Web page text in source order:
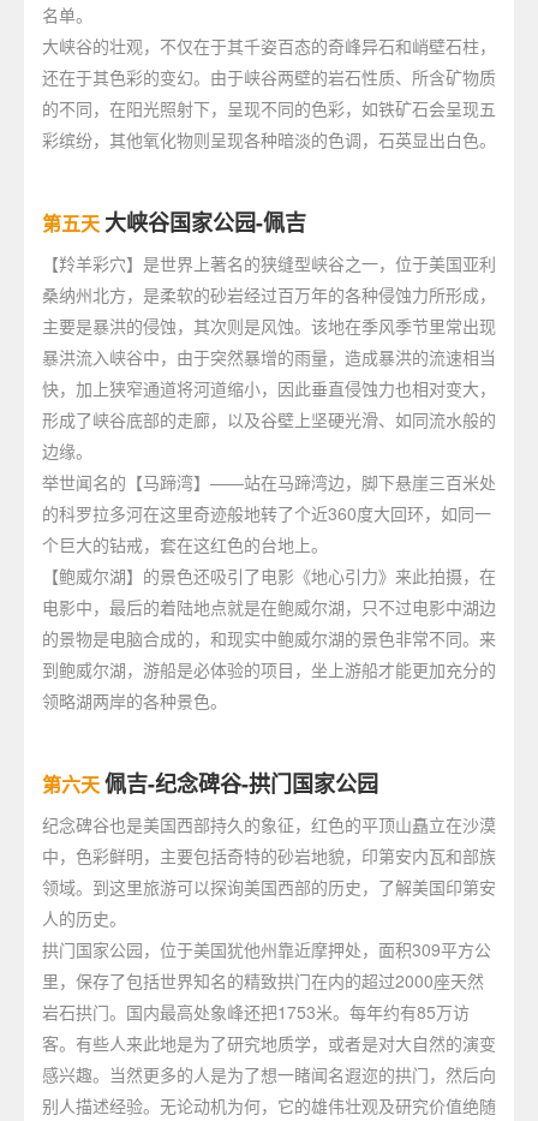
名单。
大峡谷的壮观，不仅在于其千姿百态的奇峰异石和峭壁石柱，
还在于其色彩的变幻。由于峡谷两壁的岩石性质、所含矿物质
的不同，在阳光照射下，呈现不同的色彩，如铁矿石会呈现五
彩缤纷，其他氧化物则呈现各种暗淡的色调，石英显出白色。
第五天 大峡谷国家公园-佩吉
【羚羊彩穴】是世界上著名的狭缝型峡谷之一，位于美国亚利
桑纳州北方，是柔软的砂岩经过百万年的各种侵蚀力所形成，
主要是暴洪的侵蚀，其次则是风蚀。该地在季风季节里常出现
暴洪流入峡谷中，由于突然暴增的雨量，造成暴洪的流速相当
快，加上狭窄通道将河道缩小，因此垂直侵蚀力也相对变大，
形成了峡谷底部的走廊，以及谷壁上坚硬光滑、如同流水般的
边缘。
举世闻名的【马蹄湾】——站在马蹄湾边，脚下悬崖三百米处
的科罗拉多河在这里奇迹般地转了个近360度大回环，如同一
个巨大的钻戒，套在这红色的台地上。
【鲍威尔湖】的景色还吸引了电影《地心引力》来此拍摄，在
电影中，最后的着陆地点就是在鲍威尔湖，只不过电影中湖边
的景物是电脑合成的，和现实中鲍威尔湖的景色非常不同。来
到鲍威尔湖，游船是必体验的项目，坐上游船才能更加充分的
领略湖两岸的各种景色。
第六天佩吉-纪念碑谷-拱门国家公园
纪念碑谷也是美国西部持久的象征，红色的平顶山矗立在沙漠
中，色彩鲜明，主要包括奇特的砂岩地貌，印第安内瓦和部族
领域。到这里旅游可以探询美国西部的历史，了解美国印第安
人的历史。
拱门国家公园，位于美国犹他州靠近摩押处，面积309平方公
里，保存了包括世界知名的精致拱门在内的超过2000座天然
岩石拱门。国内最高处象峰还把1753米。每年约有85万访
客。有些人来此地是为了研究地质学，或者是对大自然的演变
感兴趣。当然更多的人是为了想一睹闻名遐迩的拱门，然后向
别人描述经验。无论动机为何，它的雄伟壮观及研究价值绝随